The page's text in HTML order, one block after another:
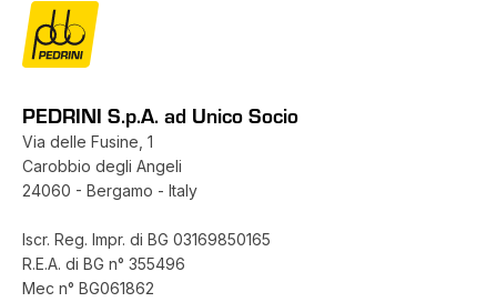
PEDRINI S.p.A. ad Unico Socio
Via delle Fusine, 1
Carobbio degli Angeli
24060 - Bergamo - Italy
Iscr. Reg. Impr. di BG 03169850165
R.E.A. di BG n° 355496
Mec n° BG061862